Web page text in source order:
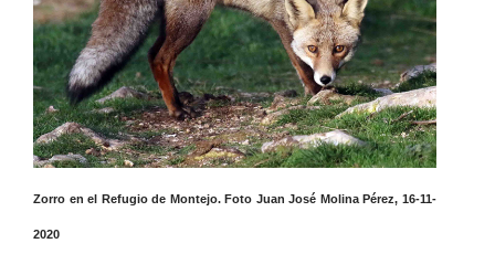
Zorro en el Refugio de Montejo. Foto Juan José Molina Pérez, 16-11-
2020